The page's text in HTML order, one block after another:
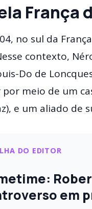
França
no sul da
contexto,
Do de
meio de um
e um aliado de
DO EDITOR
em